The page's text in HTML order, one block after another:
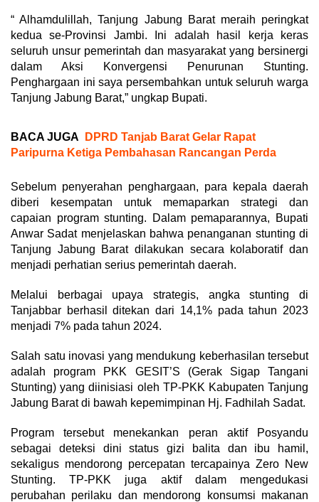
“ Alhamdulillah, Tanjung Jabung Barat meraih peringkat
kedua se-Provinsi Jambi. Ini adalah hasil kerja keras
seluruh unsur pemerintah dan masyarakat yang bersinergi
dalam Aksi Konvergensi Penurunan Stunting.
Penghargaan ini saya persembahkan untuk seluruh warga
Tanjung Jabung Barat,” ungkap Bupati.
BACA JUGA
DPRD Tanjab Barat Gelar Rapat
Paripurna Ketiga Pembahasan Rancangan Perda
Sebelum penyerahan penghargaan, para kepala daerah
diberi kesempatan untuk memaparkan strategi dan
capaian program stunting. Dalam pemaparannya, Bupati
Anwar Sadat menjelaskan bahwa penanganan stunting di
Tanjung Jabung Barat dilakukan secara kolaboratif dan
menjadi perhatian serius pemerintah daerah.
Melalui berbagai upaya strategis, angka stunting di
Tanjabbar berhasil ditekan dari 14,1% pada tahun 2023
menjadi 7% pada tahun 2024.
Salah satu inovasi yang mendukung keberhasilan tersebut
adalah program PKK GESIT’S (Gerak Sigap Tangani
Stunting) yang diinisiasi oleh TP-PKK Kabupaten Tanjung
Jabung Barat di bawah kepemimpinan Hj. Fadhilah Sadat.
Program tersebut menekankan peran aktif Posyandu
sebagai deteksi dini status gizi balita dan ibu hamil,
sekaligus mendorong percepatan tercapainya Zero New
Stunting. TP-PKK juga aktif dalam mengedukasi
perubahan perilaku dan mendorong konsumsi makanan